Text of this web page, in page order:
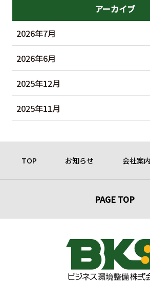
アーカイブ
2026年7月
2026年6月
2025年12月
2025年11月
TOP お知らせ 会社案内
PAGE TOP